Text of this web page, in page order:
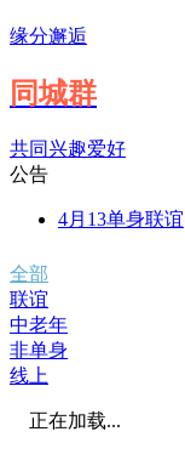
缘分邂逅
同城群
共同兴趣爱好
公告
4月13单身联谊
全部
联谊
中老年
非单身
线上
正在加载...